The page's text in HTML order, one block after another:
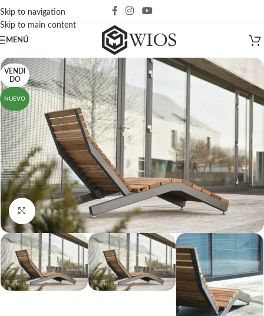
Skip to navigation
Skip to main content
MENÚ
VENDI
DO
NUEVO
Click para agrandar